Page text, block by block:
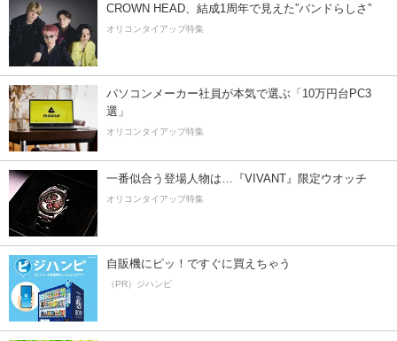
CROWN HEAD、結成1周年で見えた”バンドらしさ”
オリコンタイアップ特集
パソコンメーカー社員が本気で選ぶ「10万円台PC3
選」
オリコンタイアップ特集
一番似合う登場人物は…『VIVANT』限定ウオッチ
オリコンタイアップ特集
自販機にピッ！ですぐに買えちゃう
（PR）ジハンピ